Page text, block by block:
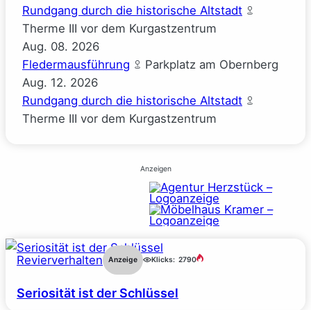
Rundgang durch die historische Altstadt
Therme III vor dem Kurgastzentrum
Aug. 08. 2026
Fledermausführung
Parkplatz am Obernberg
Aug. 12. 2026
Rundgang durch die historische Altstadt
Therme III vor dem Kurgastzentrum
Anzeigen
Revierverhalten Anzeige Klicks: 2790
Seriosität ist der Schlüssel